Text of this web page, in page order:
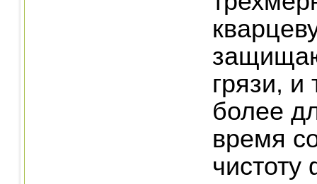
грязи,
более
время